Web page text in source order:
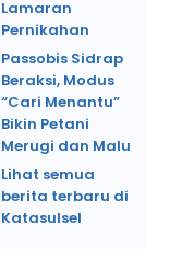
Lamaran
Pernikahan
Passobis Sidrap
Beraksi, Modus
“Cari Menantu”
Bikin Petani
Merugi dan Malu
Lihat semua
berita terbaru di
Katasulsel